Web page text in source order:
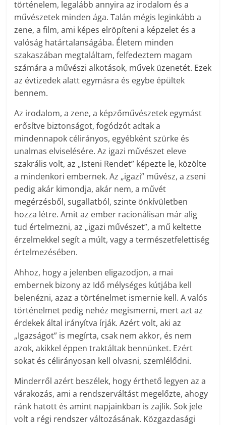
történelem, legalább annyira az irodalom és a
művészetek minden ága. Talán mégis leginkább a
zene, a film, ami képes elröpíteni a képzelet és a
valóság határtalanságába. Életem minden
szakaszában megtaláltam, felfedeztem magam
számára a művészi alkotások, művek üzenetét. Ezek
az évtizedek alatt egymásra és egybe épültek
bennem.
Az irodalom, a zene, a képzőművészetek egymást
erősítve biztonságot, fogódzót adtak a
mindennapok célirányos, egyébként szürke és
unalmas elviselésére. Az igazi művészet eleve
szakrális volt, az „Isteni Rendet” képezte le, közölte
a mindenkori embernek. Az „igazi” művész, a zseni
pedig akár kimondja, akár nem, a művét
megérzésből, sugallatból, szinte önkívületben
hozza létre. Amit az ember racionálisan már alig
tud értelmezni, az „igazi művészet”, a mű keltette
érzelmekkel segít a múlt, vagy a természetfelettiség
értelmezésében.
Ahhoz, hogy a jelenben eligazodjon, a mai
embernek bizony az Idő mélységes kútjába kell
belenézni, azaz a történelmet ismernie kell. A valós
történelmet pedig nehéz megismerni, mert azt az
érdekek által irányítva írják. Azért volt, aki az
„Igazságot” is megírta, csak nem akkor, és nem
azok, akikkel éppen traktáltak bennünket. Ezért
sokat és célirányosan kell olvasni, szemlélődni.
Minderről azért beszélek, hogy érthető legyen az a
várakozás, ami a rendszerváltást megelőzte, ahogy
ránk hatott és amint napjainkban is zajlik. Sok jele
volt a régi rendszer változásának. Közgazdasági